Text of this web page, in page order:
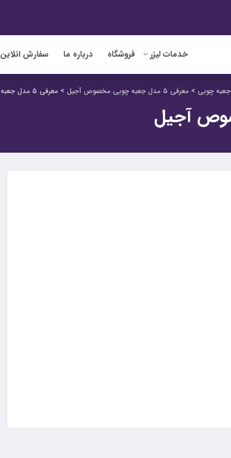
خدمات لیزر فروشگاه درباره ما سفارش انلاین
جعبه چوبی > معرفی ۵ مدل جعبه چوبی مخصوص آجیل > معرفی ۵ مدل جعبه چوبی مخصوص آجیل